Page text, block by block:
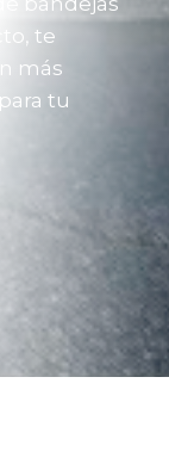
te
más
tu